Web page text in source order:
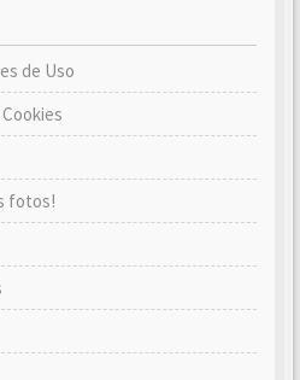
de Uso
fotos!